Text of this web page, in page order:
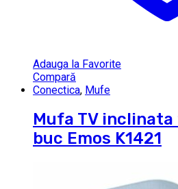
Adauga la Favorite
Compară
Conectica, Mufe
Mufa TV
buc Emos K1421